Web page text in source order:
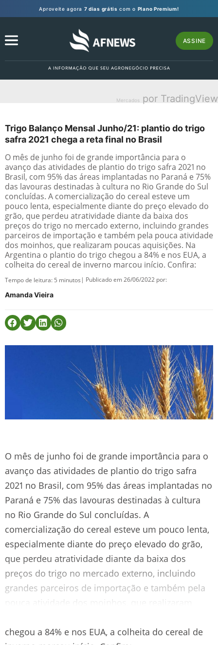
Aproveite agora 7 dias grátis com o Plano Premium!
ASSINE
Mercados por TradingView
Trigo Balanço Mensal Junho/21: plantio do trigo
safra 2021 chega a reta final no Brasil
O mês de junho foi de grande importância para o
avanço das atividades de plantio do trigo safra 2021 no
Brasil, com 95% das áreas implantadas no Paraná e 75%
das lavouras destinadas à cultura no Rio Grande do Sul
concluídas. A comercialização do cereal esteve um
pouco lenta, especialmente diante do preço elevado do
grão, que perdeu atratividade diante da baixa dos
preços do trigo no mercado externo, incluindo grandes
parceiros de importação e também pela pouca atividade
dos moinhos, que realizaram poucas aquisições. Na
Argentina o plantio do trigo chegou a 84% e nos EUA, a
colheita do cereal de inverno marcou início. Confira:
Tempo de leitura: 5 minutos | Publicado em 26/06/2022 por:
Amanda Vieira
O mês de junho foi de grande importância para o
avanço das atividades de plantio do trigo safra
2021 no Brasil, com 95% das áreas implantadas no
Paraná e 75% das lavouras destinadas à cultura
no Rio Grande do Sul concluídas. A
comercialização do cereal esteve um pouco lenta,
especialmente diante do preço elevado do grão,
que perdeu atratividade diante da baixa dos
preços do trigo no mercado externo, incluindo
grandes parceiros de importação e também pela
pouca atividade dos moinhos, que realizaram
chegou a 84% e nos EUA, a colheita do cereal de